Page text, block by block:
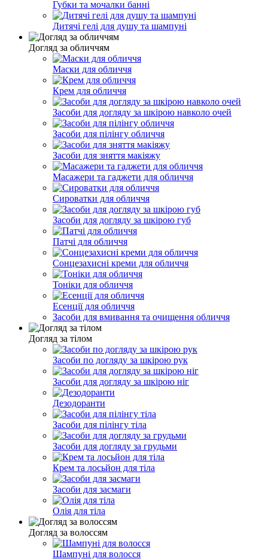
Губки та мочалки банні
Дитячі гелі для душу та шампуні
Догляд за обличчям
Маски для обличчя
Крем для обличчя
Засоби для догляду за шкірою навколо очей
Засоби для пілінгу обличчя
Засоби для зняття макіяжу
Масажери та гаджети для обличчя
Сироватки для обличчя
Засоби для догляду за шкірою губ
Патчі для обличчя
Сонцезахисні креми для обличчя
Тоніки для обличчя
Есенції для обличчя
Засоби для вмивання та очищення обличчя
Догляд за тілом
Засоби по догляду за шкірою рук
Засоби для догляду за шкірою ніг
Дезодоранти
Засоби для пілінгу тіла
Засоби для догляду за грудьми
Крем та лосьйон для тіла
Засоби для засмаги
Олія для тіла
Догляд за волоссям
Шампуні для волосся